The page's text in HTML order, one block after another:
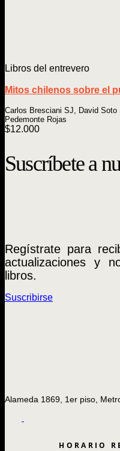
Libros del entrevero
Mitos chilenos sobre el
Carlos Bresciani SJ, David
Pedemonte Rojas
$12.000
Suscríbete a
Regístrate para
actualizaciones y
libros.
Suscribirse
Alameda 1869, 1er piso,
HORARIO